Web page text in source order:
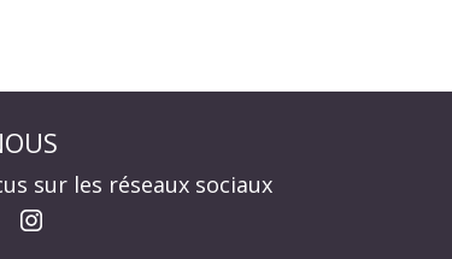
sur les réseaux sociaux